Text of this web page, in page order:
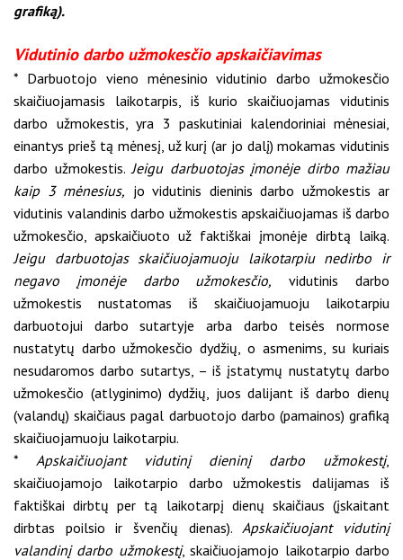
grafiką).
Vidutinio darbo užmokesčio apskaičiavimas
* Darbuotojo vieno mėnesinio vidutinio darbo užmokesčio
skaičiuojamasis laikotarpis, iš kurio skaičiuojamas vidutinis
darbo užmokestis, yra 3 paskutiniai kalendoriniai mėnesiai,
einantys prieš tą mėnesį, už kurį (ar jo dalį) mokamas vidutinis
darbo užmokestis. Jeigu darbuotojas įmonėje dirbo mažiau
kaip 3 mėnesius, jo vidutinis dieninis darbo užmokestis ar
vidutinis valandinis darbo užmokestis apskaičiuojamas iš darbo
užmokesčio, apskaičiuoto už faktiškai įmonėje dirbtą laiką.
Jeigu darbuotojas skaičiuojamuoju laikotarpiu nedirbo ir
negavo įmonėje darbo užmokesčio, vidutinis darbo
užmokestis nustatomas iš skaičiuojamuoju laikotarpiu
darbuotojui darbo sutartyje arba darbo teisės normose
nustatytų darbo užmokesčio dydžių, o asmenims, su kuriais
nesudaromos darbo sutartys, – iš įstatymų nustatytų darbo
užmokesčio (atlyginimo) dydžių, juos dalijant iš darbo dienų
(valandų) skaičiaus pagal darbuotojo darbo (pamainos) grafiką
skaičiuojamuoju laikotarpiu.
* Apskaičiuojant vidutinį dieninį darbo užmokestį,
skaičiuojamojo laikotarpio darbo užmokestis dalijamas iš
faktiškai dirbtų per tą laikotarpį dienų skaičiaus (įskaitant
dirbtas poilsio ir švenčių dienas). Apskaičiuojant vidutinį
valandinį darbo užmokestį, skaičiuojamojo laikotarpio darbo